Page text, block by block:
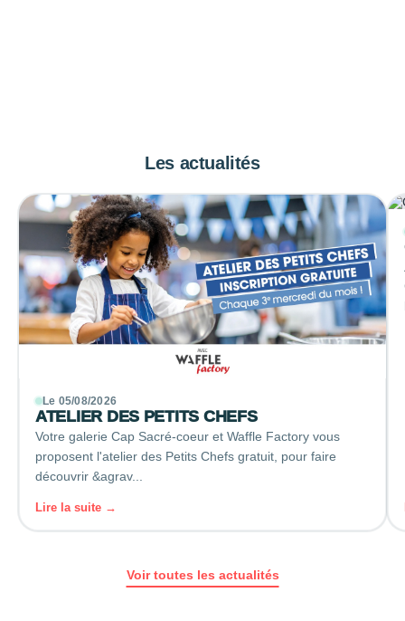
Les actualités
Le 05/08/2026
ATELIER DES PETITS CHEFS
Votre galerie Cap Sacré-coeur et Waffle Factory vous
proposent l'atelier des Petits Chefs gratuit, pour faire
découvrir &agrav...
Lire la suite →
Voir toutes les actualités